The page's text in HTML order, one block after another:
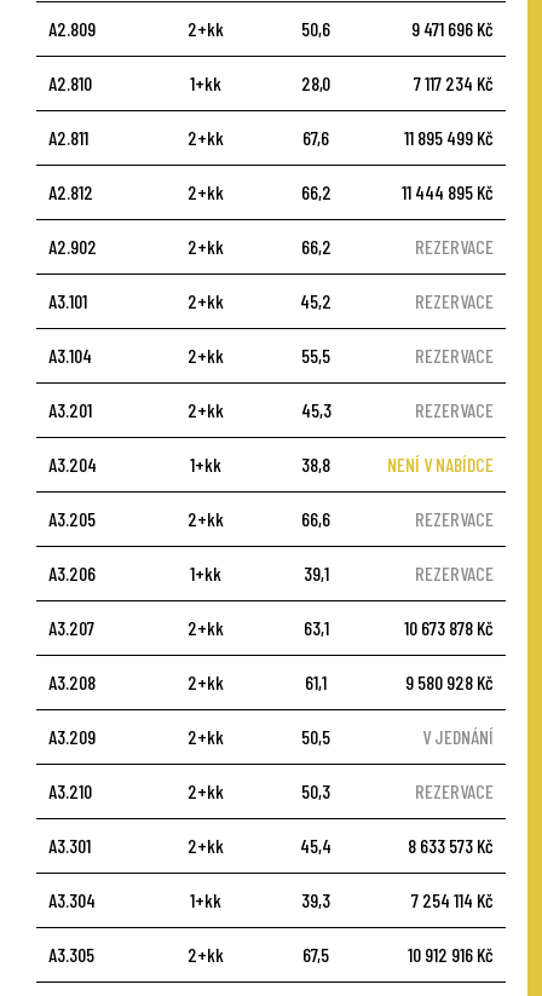
A2.809 2+kk 50,6 9 471 696 Kč
A2.810 1+kk 28,0 7 117 234 Kč
A2.811 2+kk 67,6 11 895 499 Kč
A2.812 2+kk 66,2 11 444 895 Kč
A2.902 2+kk 66,2 REZERVACE
A3.101 2+kk 45,2 REZERVACE
A3.104 2+kk 55,5 REZERVACE
A3.201 2+kk 45,3 REZERVACE
A3.204 1+kk 38,8 NENÍ V NABÍDCE
A3.205 2+kk 66,6 REZERVACE
A3.206 1+kk 39,1 REZERVACE
A3.207 2+kk 63,1 10 673 878 Kč
A3.208 2+kk 61,1 9 580 928 Kč
A3.209 2+kk 50,5 V JEDNÁNÍ
A3.210 2+kk 50,3 REZERVACE
A3.301 2+kk 45,4 8 633 573 Kč
A3.304 1+kk 39,3 7 254 114 Kč
A3.305 2+kk 67,5 10 912 916 Kč